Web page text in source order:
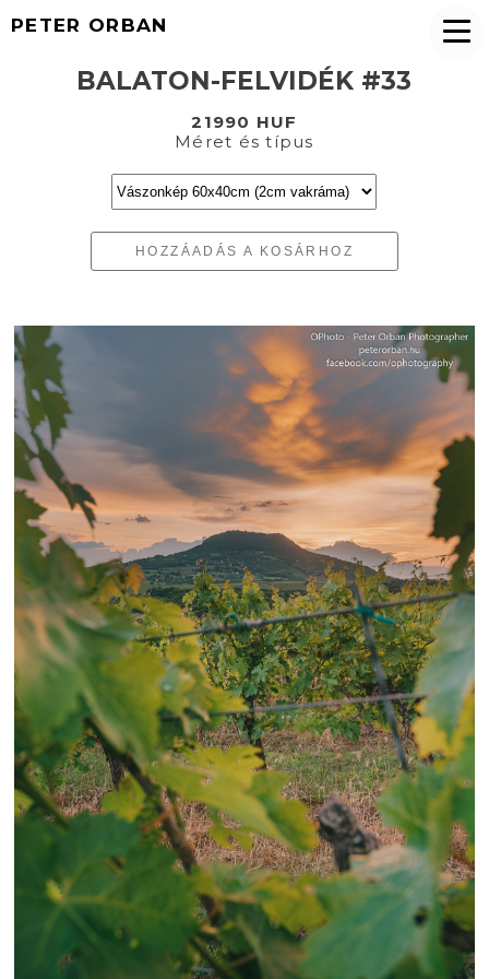
PETER ORBAN
BALATON-FELVIDÉK #33
21990 HUF
Méret és típus
HOZZÁADÁS A KOSÁRHOZ